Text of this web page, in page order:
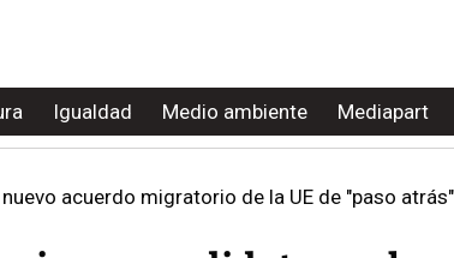
Igualdad Medio ambiente Mediapart
acuerdo migratorio de la UE de "paso